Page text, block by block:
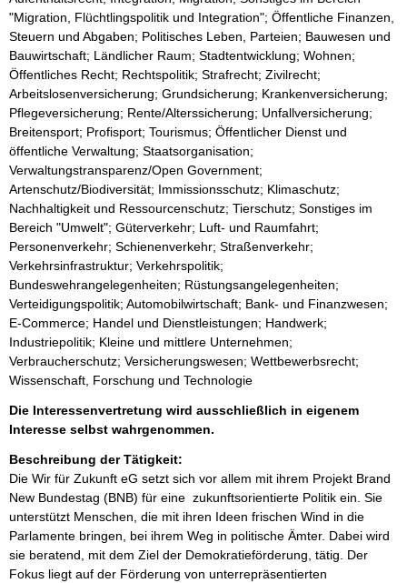
"Migration, Flüchtlingspolitik und Integration"; Öffentliche Finanzen,
Steuern und Abgaben; Politisches Leben, Parteien; Bauwesen und
Bauwirtschaft; Ländlicher Raum; Stadtentwicklung; Wohnen;
Öffentliches Recht; Rechtspolitik; Strafrecht; Zivilrecht;
Arbeitslosenversicherung; Grundsicherung; Krankenversicherung;
Pflegeversicherung; Rente/Alterssicherung; Unfallversicherung;
Breitensport; Profisport; Tourismus; Öffentlicher Dienst und
öffentliche Verwaltung; Staatsorganisation;
Verwaltungstransparenz/Open Government;
Artenschutz/Biodiversität; Immissionsschutz; Klimaschutz;
Nachhaltigkeit und Ressourcenschutz; Tierschutz; Sonstiges im
Bereich "Umwelt"; Güterverkehr; Luft- und Raumfahrt;
Personenverkehr; Schienenverkehr; Straßenverkehr;
Verkehrsinfrastruktur; Verkehrspolitik;
Bundeswehrangelegenheiten; Rüstungsangelegenheiten;
Verteidigungspolitik; Automobilwirtschaft; Bank- und Finanzwesen;
E-Commerce; Handel und Dienstleistungen; Handwerk;
Industriepolitik; Kleine und mittlere Unternehmen;
Verbraucherschutz; Versicherungswesen; Wettbewerbsrecht;
Wissenschaft, Forschung und Technologie
Die Interessenvertretung wird ausschließlich in eigenem
Interesse selbst wahrgenommen.
Beschreibung der Tätigkeit:
Die Wir für Zukunft eG setzt sich vor allem mit ihrem Projekt Brand
New Bundestag (BNB) für eine  zukunftsorientierte Politik ein. Sie
unterstützt Menschen, die mit ihren Ideen frischen Wind in die
Parlamente bringen, bei ihrem Weg in politische Ämter. Dabei wird
sie beratend, mit dem Ziel der Demokratieförderung, tätig. Der
Fokus liegt auf der Förderung von unterrepräsentierten